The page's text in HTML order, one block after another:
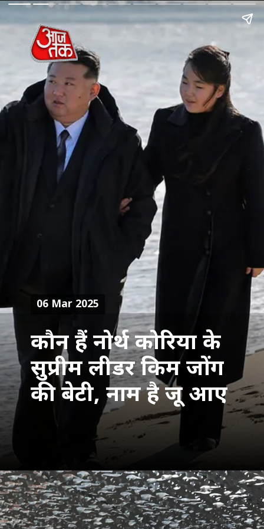
कौन हैं नोर्थ कोरिया के
सुप्रीम लीडर किम जोंग
की बेटी, नाम है जू आए
06 Mar 2025